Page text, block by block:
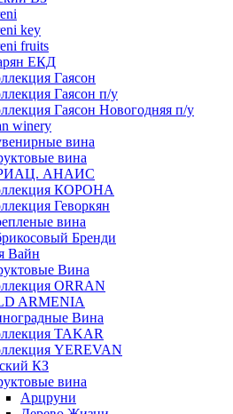
key
fruits
ЕКД
Гаясон
Гаясон п/у
Гаясон Новогодняя п/у
winery
вина
вина
АНАИС
КОРОНА
Геворкян
вина
Бренди
Вайн
Вина
ORRAN
ARMENIA
Вина
TAKAR
YEREVAN
КЗ
вина
Арцруни